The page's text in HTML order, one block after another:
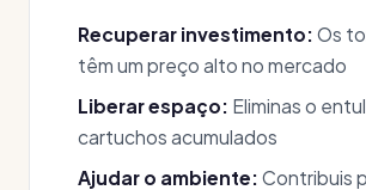
Recuperar investimento: Os
têm um preço alto no mercado
Liberar espaço: Eliminas o
cartuchos acumulados
Ajudar o ambiente: Contribuis